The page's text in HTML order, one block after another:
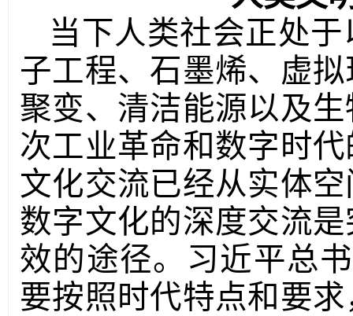
当下人类社会正处
子工程、石墨烯、虚
聚变、清洁能源以及
次工业革命和数字时
文化交流已经从实体
数字文化的深度交流
效的途径。习近平总
要按照时代特点和要